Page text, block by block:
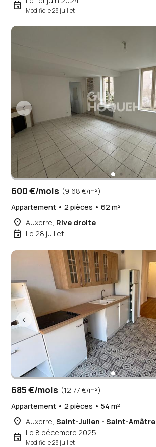
event Modifié le 28 juillet
600 €/mois (9,68 €/m²)
Appartement • 2 pièces • 62 m²
place Auxerre, Rive droite
event Le 28 juillet
685 €/mois (12,77 €/m²)
Appartement • 2 pièces • 54 m²
place Auxerre,Saint-Julien - Saint-Amâtre
event Le 8 décembre 2025
Modifié le 28 juillet